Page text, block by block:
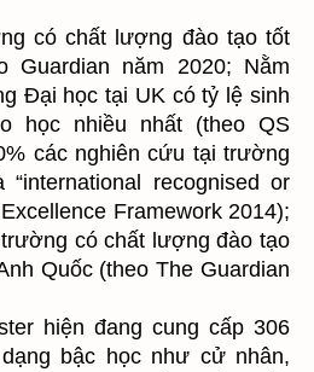
có chất lượng đào tạo tốt
Guardian năm 2020; Nằm
Đại học tại UK có tỷ lệ sinh
học nhiều nhất (theo QS
các nghiên cứu tại trường
recognised or
Framework 2014);
có chất lượng đào tạo
Quốc (theo The Guardian
hiện đang cung cấp 306
bậc học như cử nhân,